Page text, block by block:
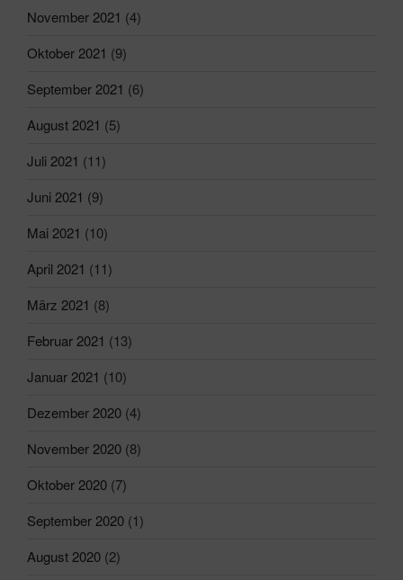
November 2021 (4)
Oktober 2021 (9)
September 2021 (6)
August 2021 (5)
Juli 2021 (11)
Juni 2021 (9)
Mai 2021 (10)
April 2021 (11)
März 2021 (8)
Februar 2021 (13)
Januar 2021 (10)
Dezember 2020 (4)
November 2020 (8)
Oktober 2020 (7)
September 2020 (1)
August 2020 (2)